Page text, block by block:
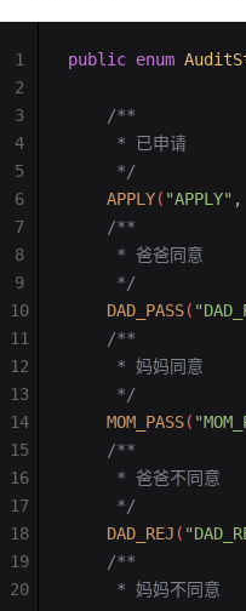
public enum
    /**
     * 已申请
     */
    APPLY
( "APPLY" ,
    /**
     * 爸爸同意
     */
    DAD_PASS
(
    /**
     * 妈妈同意
     */
    MOM_PASS
(
    /**
     * 爸爸不同意
     */
    DAD_REJ
(
    /**
     * 妈妈不同意
1
2
3
4
5
6
7
8
9
10
11
12
13
14
15
16
17
18
19
20